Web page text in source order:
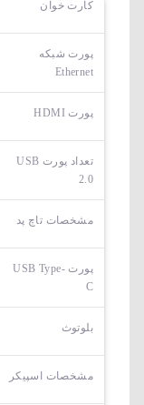
کارت خوان
پورت شبکه
Ethernet
پورت HDMI
تعداد پورت USB
2.0
مشخصات تاچ پد
پورت USB Type-
C
بلوتوث
مشخصات اسپیکر